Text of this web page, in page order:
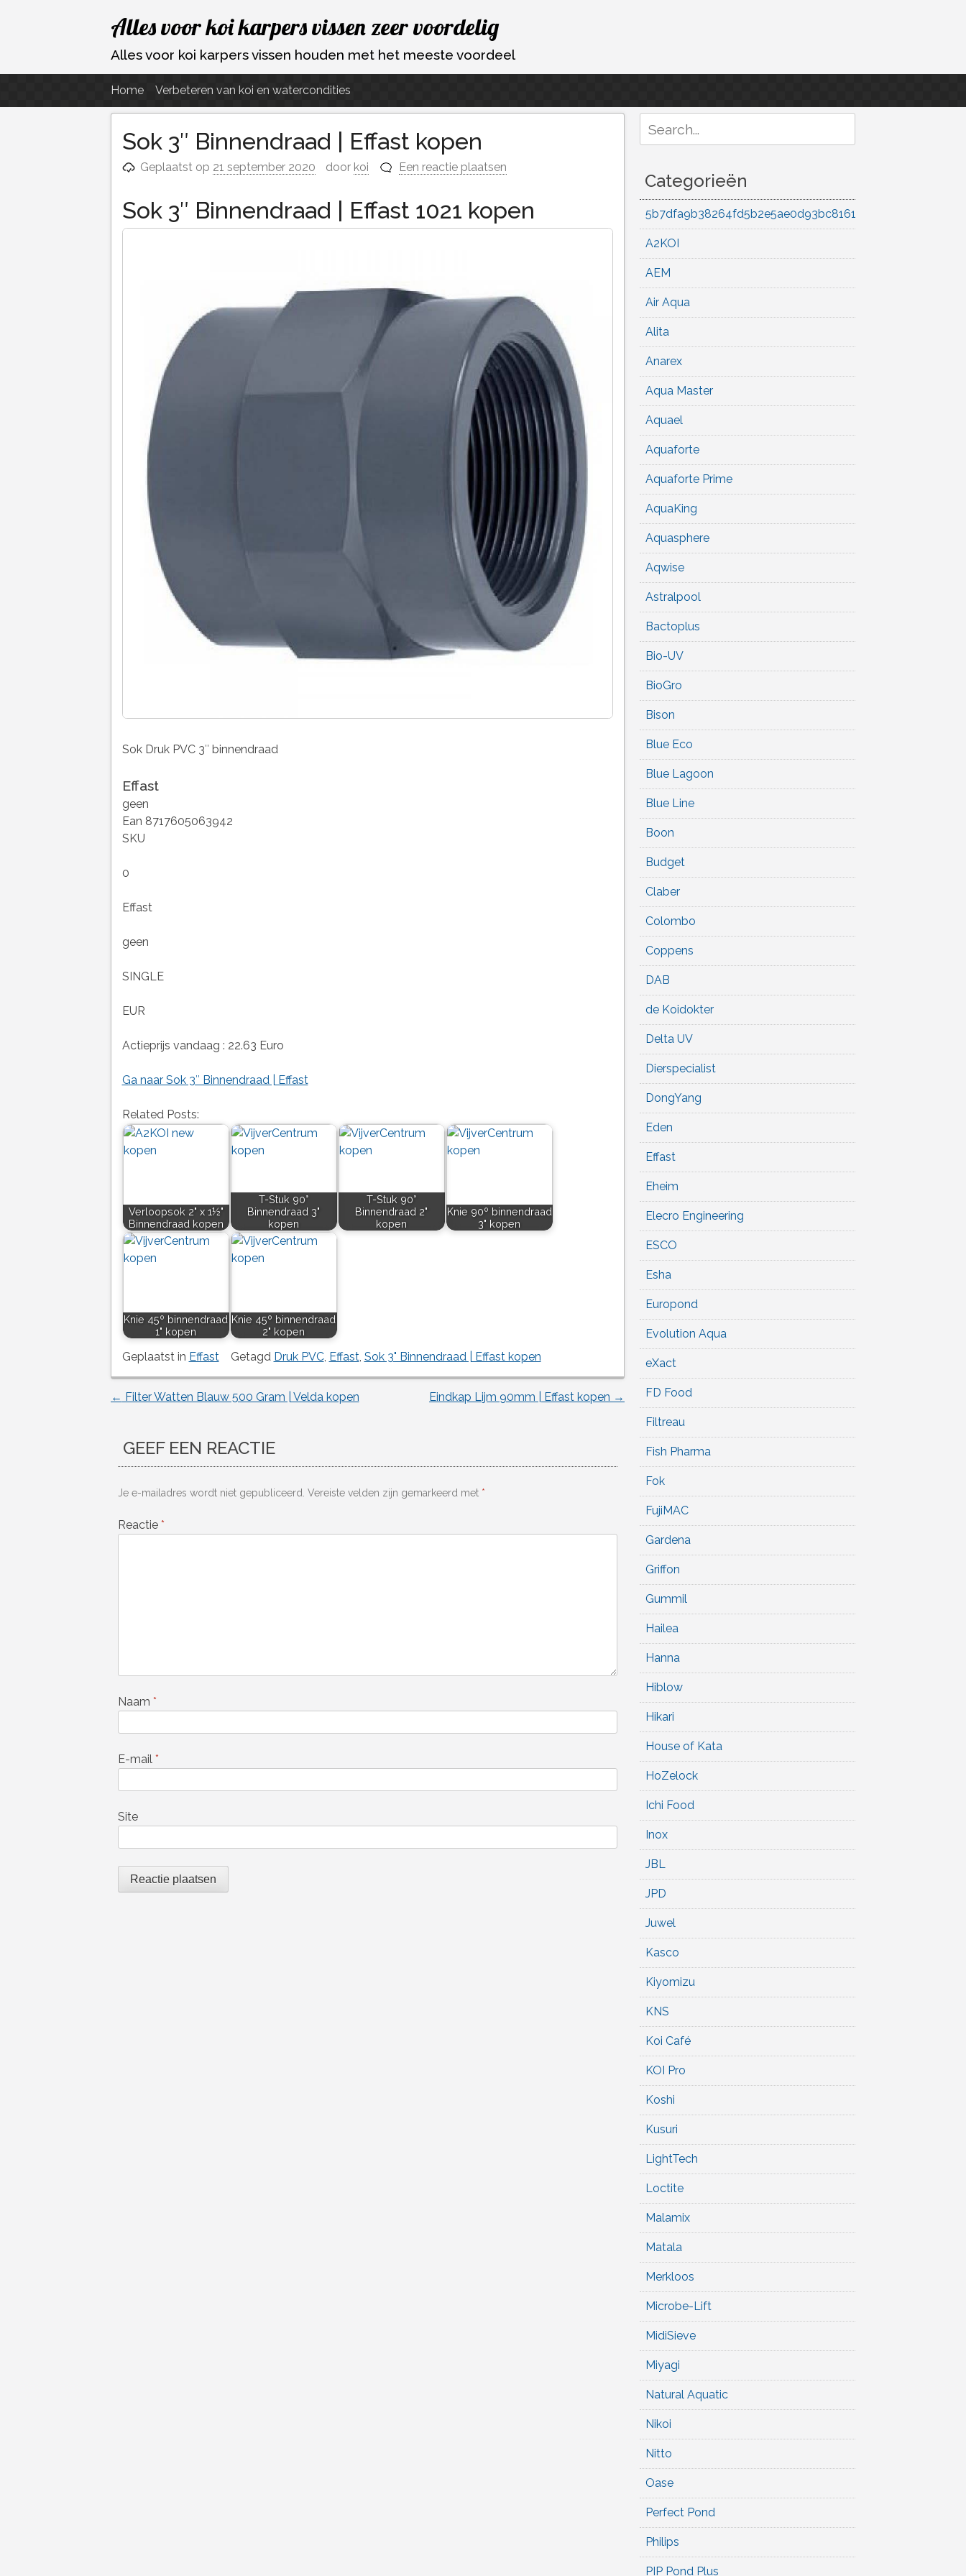
Ga
naar
de
Alles voor koi karpers vissen zeer voordelig
Alles voor koi karpers vissen houden met het meeste voordeel
Home Verbeteren van koi en watercondities
Sok 3″ Binnendraad | Effast kopen
Geplaatst op 21 september 2020 door koi Een reactie plaatsen
Sok 3″ Binnendraad | Effast 1021 kopen
Sok Druk PVC 3″ binnendraad
Effast
geen
Ean 8717605063942
SKU
0
Effast
geen
SINGLE
EUR
Actieprijs vandaag : 22.63 Euro
Ga naar Sok 3″ Binnendraad | Effast
Related Posts:
Verloopsok 2" x 1½"
Binnendraad kopen
T-Stuk 90°
Binnendraad 3"
kopen
T-Stuk 90°
Binnendraad 2"
kopen
Knie 90º binnendraad
3" kopen
Knie 45º binnendraad
1" kopen
Knie 45º binnendraad
2" kopen
Geplaatst in Effast Getagd Druk PVC, Effast, Sok 3" Binnendraad | Effast kopen
Berichtnavigatie
← Filter Watten Blauw 500 Gram | Velda kopen Eindkap Lijm 90mm | Effast kopen →
GEEF EEN REACTIE
Je e-mailadres wordt niet gepubliceerd. Vereiste velden zijn gemarkeerd met *
Reactie *
Naam *
E-mail *
Site
for:
Categorieën
5b7dfa9b38264fd5b2e5ae0d93bc8161
A2KOI
AEM
Air Aqua
Alita
Anarex
Aqua Master
Aquael
Aquaforte
Aquaforte Prime
AquaKing
Aquasphere
Aqwise
Astralpool
Bactoplus
Bio-UV
BioGro
Bison
Blue Eco
Blue Lagoon
Blue Line
Boon
Budget
Claber
Colombo
Coppens
DAB
de Koidokter
Delta UV
Dierspecialist
DongYang
Eden
Effast
Eheim
Elecro Engineering
ESCO
Esha
Europond
Evolution Aqua
eXact
FD Food
Filtreau
Fish Pharma
Fok
FujiMAC
Gardena
Griffon
Gummil
Hailea
Hanna
Hiblow
Hikari
House of Kata
HoZelock
Ichi Food
Inox
JBL
JPD
Juwel
Kasco
Kiyomizu
KNS
Koi Café
KOI Pro
Koshi
Kusuri
LightTech
Loctite
Malamix
Matala
Merkloos
Microbe-Lift
MidiSieve
Miyagi
Natural Aquatic
Nikoi
Nitto
Oase
Perfect Pond
Philips
PIP Pond Plus